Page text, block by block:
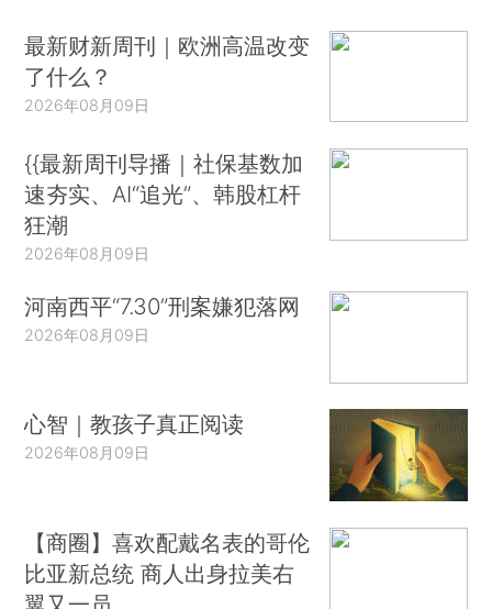
最新财新周刊｜欧洲高温改变
了什么？
2026年08月09日
{{最新周刊导播｜社保基数加
速夯实、AI“追光”、韩股杠杆
狂潮
2026年08月09日
河南西平“7.30”刑案嫌犯落网
2026年08月09日
心智｜教孩子真正阅读
2026年08月09日
【商圈】喜欢配戴名表的哥伦
比亚新总统 商人出身拉美右